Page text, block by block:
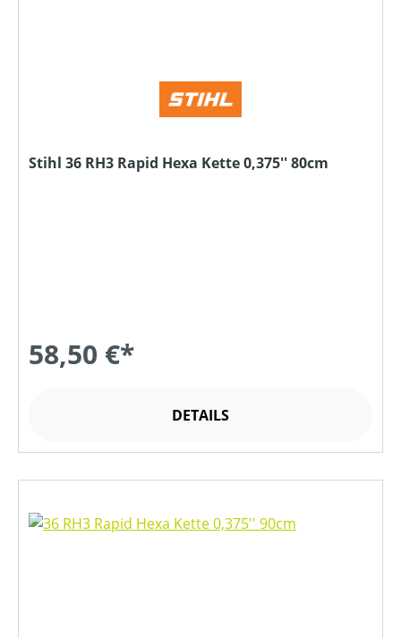
Stihl 36 RH3 Rapid Hexa Kette 0,375'' 80cm
58,50 €*
DETAILS